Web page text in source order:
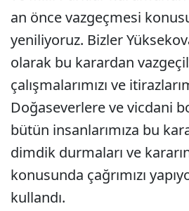
an önce vazgeçmesi
yeniliyoruz. Bizler
olarak bu karardan
çalışmalarımızı ve
Doğaseverlere ve vicdani
bütün insanlarımıza bu
dimdik durmaları ve
konusunda çağrımızı
kullandı.